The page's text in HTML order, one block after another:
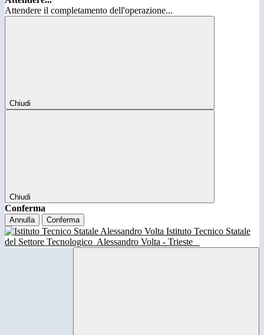
Attendere il completamento dell'operazione...
Chiudi
Chiudi
Conferma
Annulla Conferma
Istituto Tecnico Statale
del Settore Tecnologico Alessandro Volta - Trieste